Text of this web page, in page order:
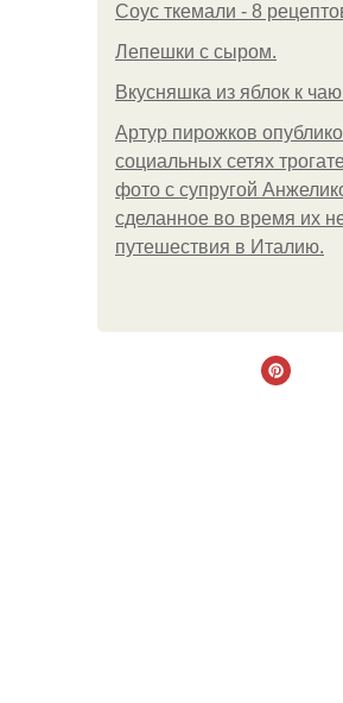
Соус ткемали - 8
Лепешки с сыром.
Вкусняшка из яблок к
Артур пирожков
социальных сетях
фото с супругой
сделанное во время их
путешествия в Италию.